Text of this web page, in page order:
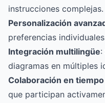
instrucciones complejas.
Personalización
preferencias
Integración multilingüe:
diagramas en múltiples
Colaboración en
que participan